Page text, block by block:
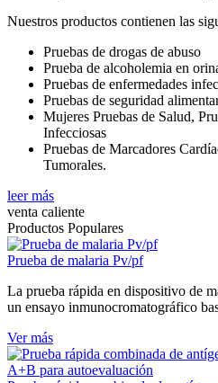
Nuestros productos contienen las
Pruebas de drogas de abuso
Prueba de alcoholemia en
Pruebas de enfermedades
Pruebas de seguridad
Mujeres Pruebas de Salud,
Infecciosas
Pruebas de Marcadores
Tumorales.
leer más
venta caliente
Productos Populares
Prueba de malaria Pv/pf
La prueba rápida en dispositivo de
un ensayo inmunocromatográfico
Ver más